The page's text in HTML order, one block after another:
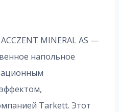
MINERAL AS —
напольное
Tarkett. Этот